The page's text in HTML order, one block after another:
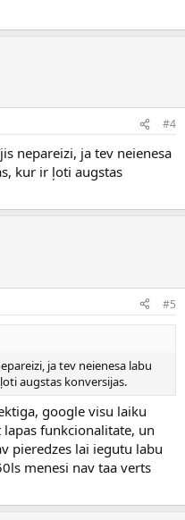
#4
nepareizi, ja tev neienesa
kur ir ļoti augstas
#5
ja tev neienesa labu
augstas konversijas.
google visu laiku
funkcionalitate, un
pieredzes lai iegutu labu
menesi nav taa verts